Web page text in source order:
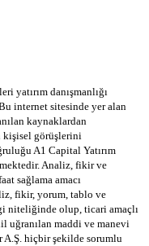
yatırım danışmanlığı
internet sitesinde yer alan
kaynaklardan
kişisel görüşlerini
A1 Capital Yatırım
Analiz, fikir ve
sağlama amacı
fikir, yorum, tablo ve
niteliğinde olup, ticari amaçlı
uğranılan maddi ve manevi
A.Ş. hiçbir şekilde sorumlu